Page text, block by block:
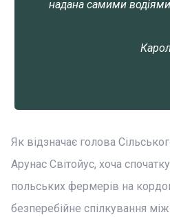
надана самими
Як відзначає голова
Арунас Світойус, хоча
польських фермерів на
безперебійне спілкування